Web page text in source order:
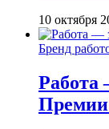
10 октября
Бренд
Работа
Премии